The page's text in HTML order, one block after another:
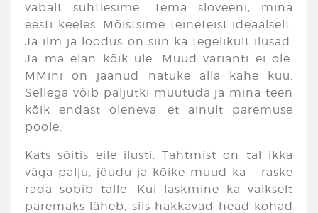
vabalt suhtlesime. Tema sloveeni, mina
eesti keeles. Mõistsime teineteist ideaalselt.
Ja ilm ja loodus on siin ka tegelikult ilusad.
Ja ma elan kõik üle. Muud varianti ei ole.
MMini on jäänud natuke alla kahe kuu.
Sellega võib paljutki muutuda ja mina teen
kõik endast oleneva, et ainult paremuse
poole.
Kats sõitis eile ilusti. Tahtmist on tal ikka
väga palju, jõudu ja kõike muud ka – raske
rada sobib talle. Kui laskmine ka vaikselt
paremaks läheb, siis hakkavad head kohad